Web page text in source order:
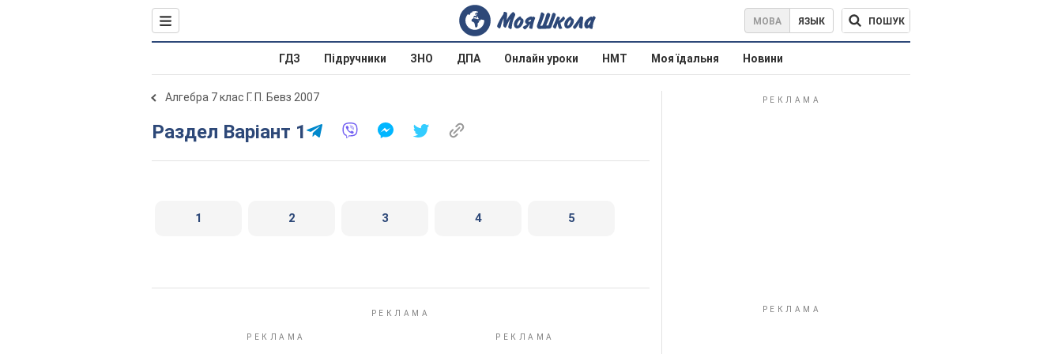
МОВА ЯЗЫК ПОШУК
ГДЗ Підручники ЗНО ДПА Онлайн уроки НМТ Моя їдальня Новини
Алгебра 7 клас Г. П. Бевз 2007
Раздел Варіант 1
1 2 3 4 5